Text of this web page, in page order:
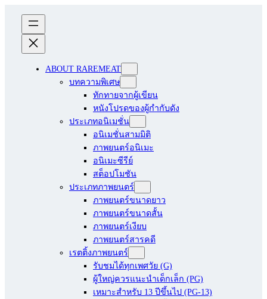
ABOUT RAREMEAT
บทความพิเศษ
ทักทายจากผู้เขียน
หนังโปรดของผู้กำกับดัง
ประเภทอนิเมชั่น
อนิเมชั่นสามมิติ
ภาพยนตร์อนิเมะ
อนิเมะซีรีย์
สต็อปโมชัน
ประเภทภาพยนตร์
ภาพยนตร์ขนาดยาว
ภาพยนตร์ขนาดสั้น
ภาพยนตร์เงียบ
ภาพยนตร์สารคดี
เรตติ้งภาพยนตร์
รับชมได้ทุกเพศวัย (G)
ผู้ใหญ่ควรแนะนำเด็กเล็ก (PG)
เหมาะสำหรับ 13 ปีขึ้นไป (PG-13)